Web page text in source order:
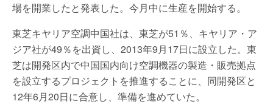
場を開業したと発表した。今月中に生産を開始する。
東芝キヤリア空調中国社は、東芝が51％、キヤリア・ア
ジア社が49％を出資し、2013年9月17日に設立した。東
芝は開発区内で中国国内向け空調機器の製造・販売拠点
を設立するプロジェクトを推進することに、同開発区と
12年6月20日に合意し、準備を進めていた。